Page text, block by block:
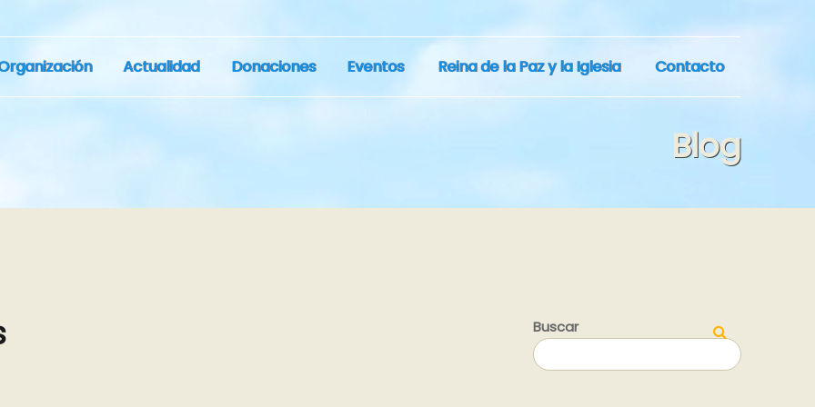
Actualidad Donaciones Eventos Reina de la Paz y la Iglesia Contacto
Blog
Buscar